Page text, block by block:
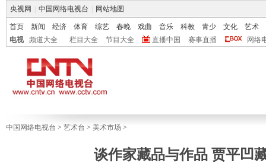
央视网 中国网络电视台 网站地图
首页 新闻 经济 体育 综艺 春晚 戏曲 音乐 科教 青少 文化
艺术
电视
频道大全 栏目大全 节目大全 直播中国 赛事直播 网络
中国网络电视台 > 艺术台 > 美术市场 >
谈作家藏品与作品 贾平凹